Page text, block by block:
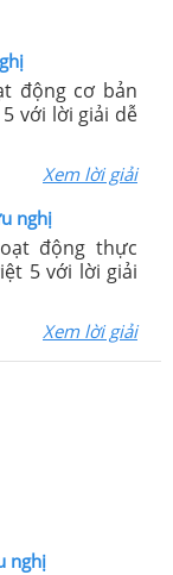
động cơ bản
với lời giải dễ
Xem lời giải
nghị
động thực
5 với lời giải
Xem lời giải
nghị